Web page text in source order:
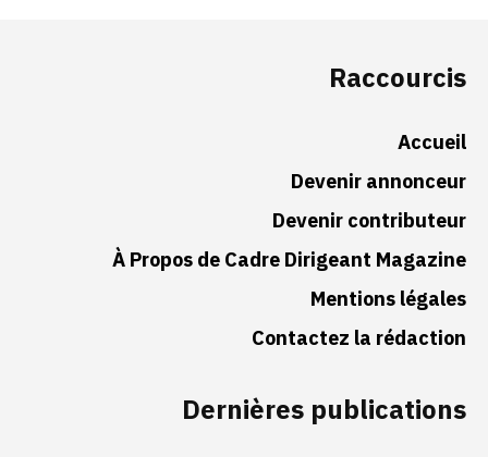
Raccourcis
Accueil
Devenir annonceur
Devenir contributeur
À Propos de Cadre Dirigeant Magazine
Mentions légales
Contactez la rédaction
Dernières publications